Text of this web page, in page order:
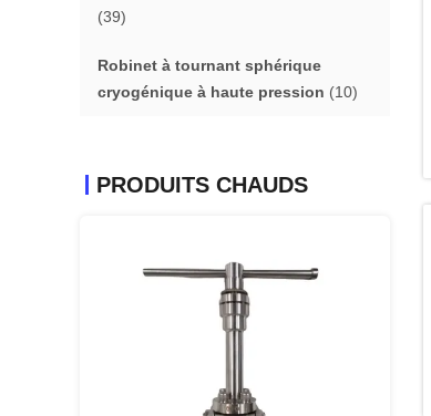
(39)
Robinet à tournant sphérique
cryogénique à haute pression (10)
PRODUITS CHAUDS